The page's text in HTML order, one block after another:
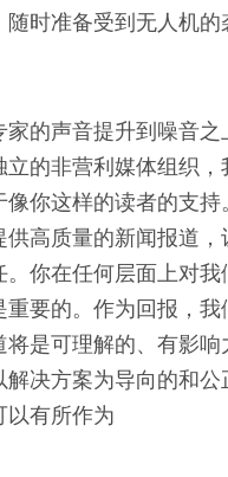
随时准备受到无人机的
家的声音提升到噪音之
立的非营利媒体组织，
像你这样的读者的支持
供高质量的新闻报道，
。你在任何层面上对我
重要的。作为回报，我
将是可理解的、有影响
解决方案为导向的和公
以有所作为